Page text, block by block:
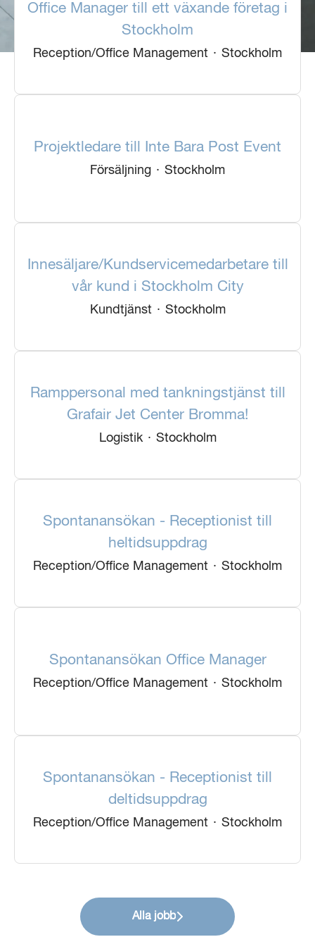
Office Manager till ett växande företag i
Stockholm
Reception/Office Management · Stockholm
Projektledare till Inte Bara Post Event
Försäljning · Stockholm
Innesäljare/Kundservicemedarbetare till
vår kund i Stockholm City
Kundtjänst · Stockholm
Ramppersonal med tankningstjänst till
Grafair Jet Center Bromma!
Logistik · Stockholm
Spontanansökan - Receptionist till
heltidsuppdrag
Reception/Office Management · Stockholm
Spontanansökan Office Manager
Reception/Office Management · Stockholm
Spontanansökan - Receptionist till
deltidsuppdrag
Reception/Office Management · Stockholm
Alla jobb